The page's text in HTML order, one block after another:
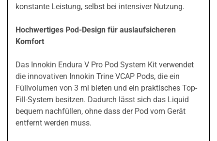
konstante Leistung, selbst bei intensiver Nutzung.
Hochwertiges Pod-Design für auslaufsicheren
Komfort
Das Innokin Endura V Pro Pod System Kit verwendet
die innovativen Innokin Trine VCAP Pods, die ein
Füllvolumen von 3 ml bieten und ein praktisches Top-
Fill-System besitzen. Dadurch lässt sich das Liquid
bequem nachfüllen, ohne dass der Pod vom Gerät
entfernt werden muss.